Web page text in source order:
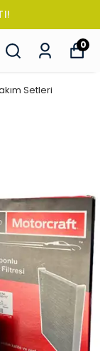
0
Setleri